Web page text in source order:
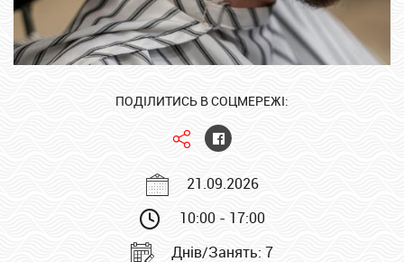
ПОДІЛИТИСЬ В СОЦМЕРЕЖІ:
21.09.2026
10:00 - 17:00
Днів/Занять: 7